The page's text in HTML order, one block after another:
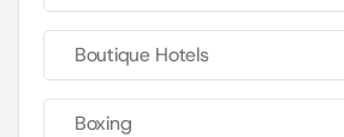
Boutique Hotels
Boxing